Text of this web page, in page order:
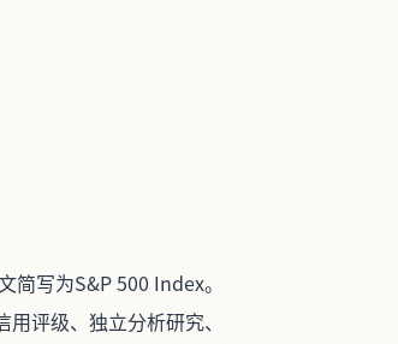
写为S&P 500 Index。
评级、独立分析研究、